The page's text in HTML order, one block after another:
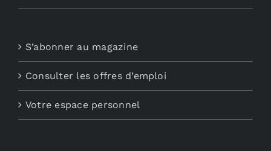
S’abonner au magazine
Consulter les offres d’emploi
Votre espace personnel